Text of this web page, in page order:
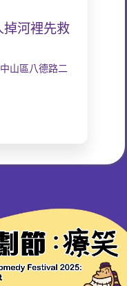
掉河裡先救
山區八德路二